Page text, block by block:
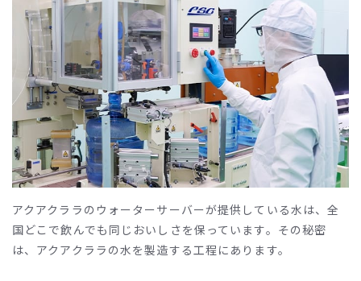
アクアクララのウォーターサーバーが提供している水は、全
国どこで飲んでも同じおいしさを保っています。その秘密
は、アクアクララの水を製造する工程にあります。